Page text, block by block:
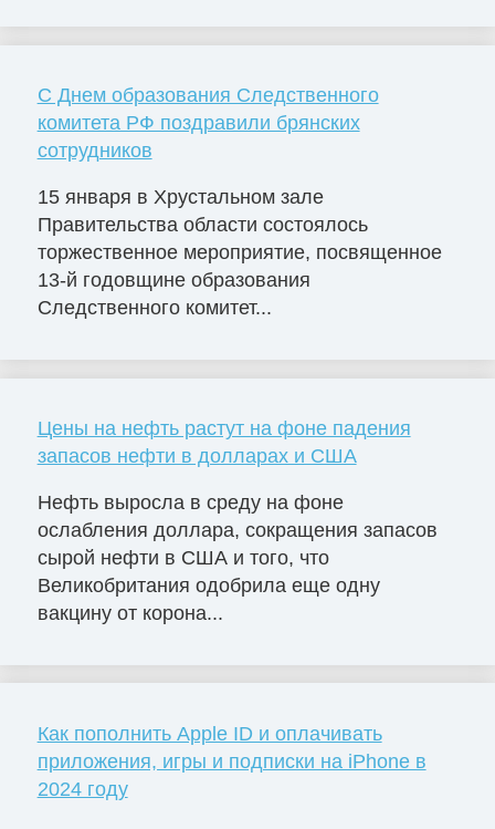
C Днем образования Следственного
комитета РФ поздравили брянских
сотрудников
15 января в Хрустальном зале
Правительства области состоялось
торжественное мероприятие, посвященное
13-й годовщине образования
Следственного комитет...
Цены на нефть растут на фоне падения
запасов нефти в долларах и США
Нефть выросла в среду на фоне
ослабления доллара, сокращения запасов
сырой нефти в США и того, что
Великобритания одобрила еще одну
вакцину от корона...
Как пополнить Apple ID и оплачивать
приложения, игры и подписки на iPhone в
2024 году